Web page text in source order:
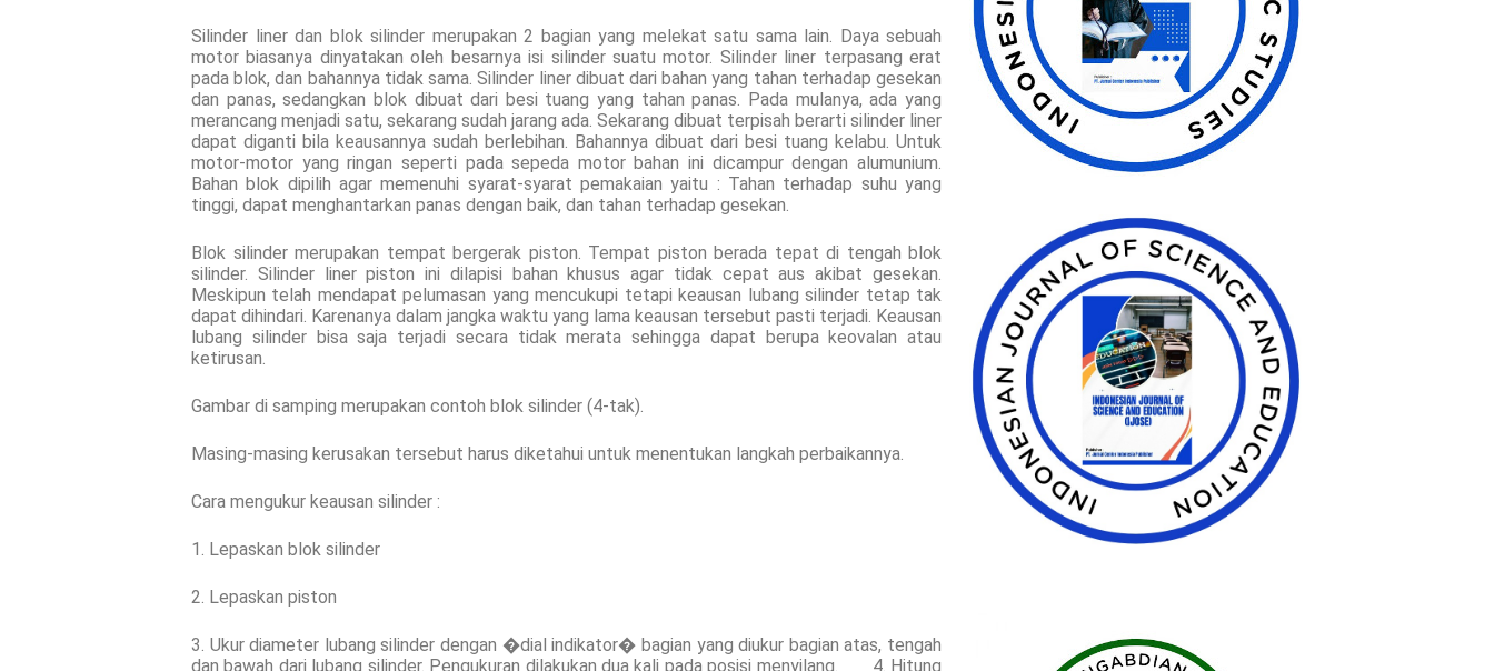
Silinder liner dan blok silinder merupakan 2 bagian yang melekat satu sama lain. Daya sebuah
motor biasanya dinyatakan oleh besarnya isi silinder suatu motor. Silinder liner terpasang erat
pada blok, dan bahannya tidak sama. Silinder liner dibuat dari bahan yang tahan terhadap gesekan
dan panas, sedangkan blok dibuat dari besi tuang yang tahan panas. Pada mulanya, ada yang
merancang menjadi satu, sekarang sudah jarang ada. Sekarang dibuat terpisah berarti silinder liner
dapat diganti bila keausannya sudah berlebihan. Bahannya dibuat dari besi tuang kelabu. Untuk
motor-motor yang ringan seperti pada sepeda motor bahan ini dicampur dengan alumunium.
Bahan blok dipilih agar memenuhi syarat-syarat pemakaian yaitu : Tahan terhadap suhu yang
tinggi, dapat menghantarkan panas dengan baik, dan tahan terhadap gesekan.
Blok silinder merupakan tempat bergerak piston. Tempat piston berada tepat di tengah blok
silinder. Silinder liner piston ini dilapisi bahan khusus agar tidak cepat aus akibat gesekan.
Meskipun telah mendapat pelumasan yang mencukupi tetapi keausan lubang silinder tetap tak
dapat dihindari. Karenanya dalam jangka waktu yang lama keausan tersebut pasti terjadi. Keausan
lubang silinder bisa saja terjadi secara tidak merata sehingga dapat berupa keovalan atau
ketirusan.
Gambar di samping merupakan contoh blok silinder (4-tak).
Masing-masing kerusakan tersebut harus diketahui untuk menentukan langkah perbaikannya.
Cara mengukur keausan silinder :
1. Lepaskan blok silinder
2. Lepaskan piston
3. Ukur diameter lubang silinder dengan �dial indikator� bagian yang diukur bagian atas, tengah
dan bawah dari lubang silinder. Pengukuran dilakukan dua kali pada posisi menyilang. 4. Hitung